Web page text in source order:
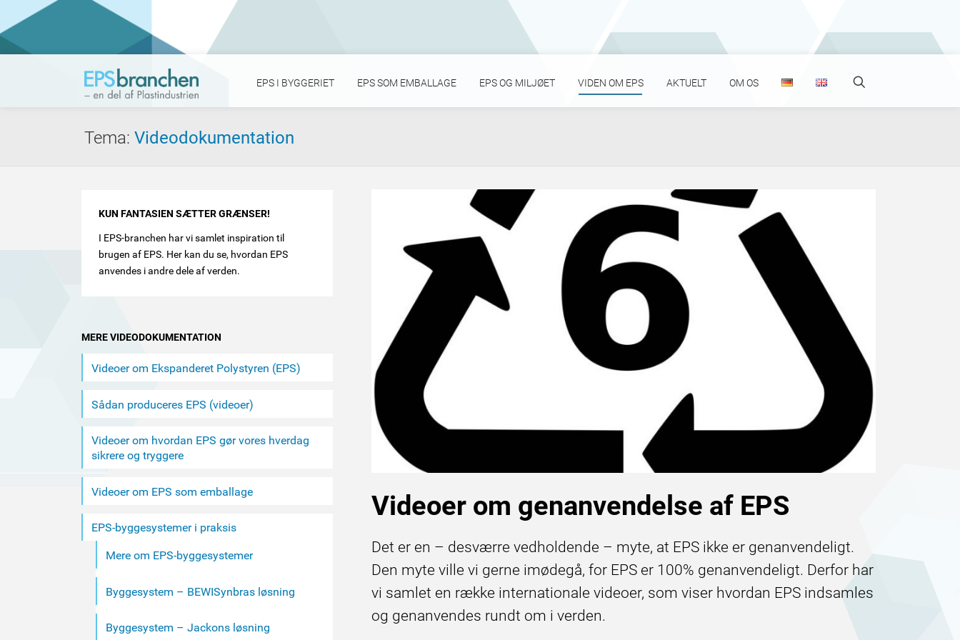
EPS I BYGGERIET EPS SOM EMBALLAGE EPS OG MILJØET VIDEN OM EPS AKTUELT OM OS
Tema:Videodokumentation
Videoer om genanvendelse af EPS
Det er en – desværre vedholdende – myte, at EPS ikke er genanvendeligt.
Den myte ville vi gerne imødegå, for EPS er 100% genanvendeligt. Derfor har
vi samlet en række internationale videoer, som viser hvordan EPS indsamles
og genanvendes rundt om i verden.
Andet
indhold
KUN FANTASIEN SÆTTER GRÆNSER!
I EPS-branchen har vi samlet inspiration til
brugen af EPS. Her kan du se, hvordan EPS
anvendes i andre dele af verden.
MERE VIDEODOKUMENTATION
Videoer om Ekspanderet Polystyren (EPS)
Sådan produceres EPS (videoer)
Videoer om hvordan EPS gør vores hverdag
sikrere og tryggere
Videoer om EPS som emballage
EPS-byggesystemer i praksis
Mere om EPS-byggesystemer
Byggesystem – BEWISynbras løsning
Byggesystem – Jackons løsning